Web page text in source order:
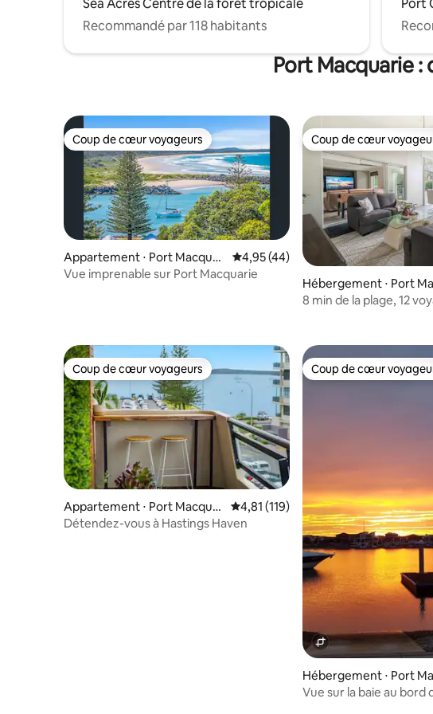
Sea Acres Centre de la forêt tropicale
Recommandé par 118 habitants
Port
Port Macquarie :
Coup de cœur voyageurs
Coup de cœur voyageurs
Appartement ⋅ Port Macquari
e
Évaluation moyenne sur la base de
4,95 (44)
Vue imprenable sur Port Macquarie
Coup de cœur
Coup de cœur
Hébergement ⋅ Port
rie
8 min de la plage, 12
Coup de cœur voyageurs
Coup de cœur voyageurs
Appartement ⋅ Port Macquar
ie
Évaluation moyenne sur la base de
4,81 (119)
Détendez-vous à Hastings Haven
Coup de cœur
Coup de cœur
Hébergement ⋅ Port
rie
Vue sur la baie au bord